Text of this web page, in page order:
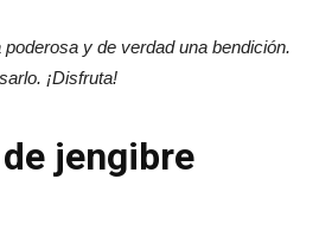
y de verdad una bendición.
¡Disfruta!
jengibre